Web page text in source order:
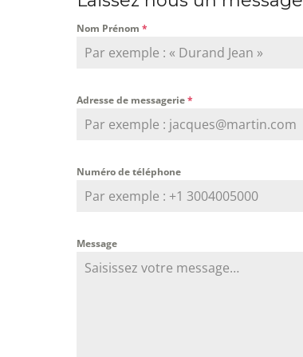
Nom Prénom *
Adresse de messagerie*
Numéro de téléphone
Message